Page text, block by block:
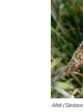
Afidi